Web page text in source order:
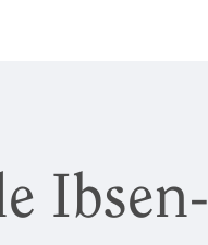
Ibsen-